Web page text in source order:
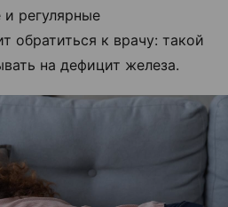
регулярные
обратиться к врачу: такой
на дефицит железа.